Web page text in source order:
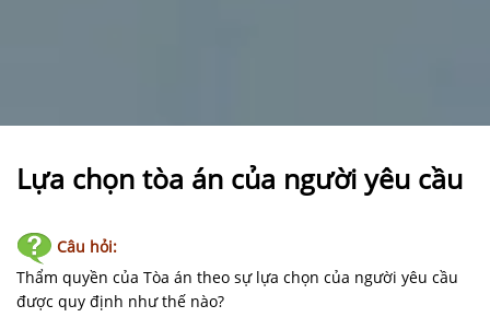
TỤC
ĐẤT
BẢN
-
BIỂU
Lựa chọn tòa án của người yêu cầu
Câu hỏi:
Thẩm quyền của Tòa án theo sự lựa chọn của người yêu cầu
được quy định như thế nào?